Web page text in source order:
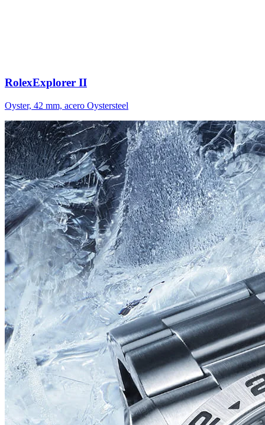
RolexExplorer II
Oyster, 42 mm, acero Oystersteel